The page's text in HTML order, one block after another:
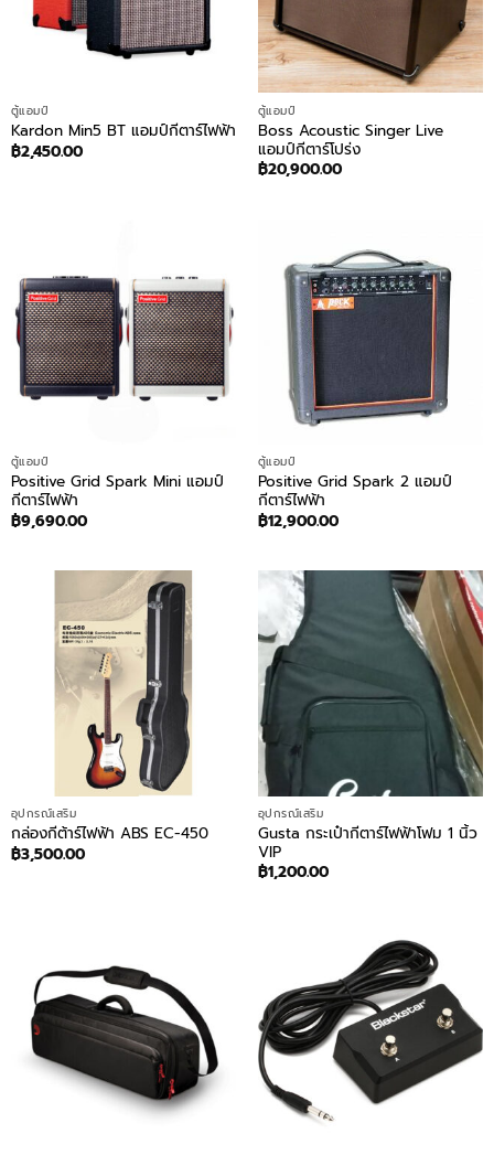
ตู้แอมป์
Kardon Min5 BT แอมป์กีตาร์ไฟฟ้า
฿2,450.00
ตู้แอมป์
Boss Acoustic Singer Live
แอมป์กีตาร์โปร่ง
฿20,900.00
ตู้แอมป์
Positive Grid Spark Mini แอมป์
กีตาร์ไฟฟ้า
฿9,690.00
ตู้แอมป์
Positive Grid Spark 2 แอมป์
กีตาร์ไฟฟ้า
฿12,900.00
อุปกรณ์เสริม
กล่องกีต้าร์ไฟฟ้า ABS EC-450
฿3,500.00
อุปกรณ์เสริม
Gusta กระเป๋ากีตาร์ไฟฟ้าโฟม 1 นิ้ว
VIP
฿1,200.00